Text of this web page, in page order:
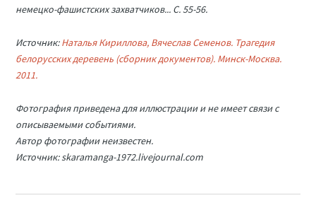
немецко-фашистских захватчиков... С. 55-56.
Источник:Наталья Кириллова, Вячеслав Семенов. Трагедия
белорусских деревень (сборник документов). Минск-Москва.
2011.
Фотография приведена для иллюстрации и не имеет связи с
описываемыми событиями.
Автор фотографии неизвестен.
Источник: skaramanga-1972.livejournal.com